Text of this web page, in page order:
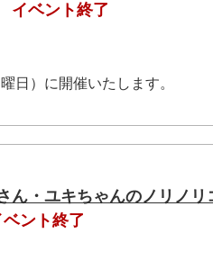
イベント終了
日）に開催いたします。
ん・ユキちゃんのノリノリ
ベント終了